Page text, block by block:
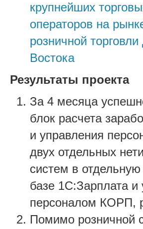
крупнейших
операторов на
розничной
Востока
Результаты проекта
За 4 месяца
блок расчета
и управления
двух отдельных
систем в
базе 1С:Зарплата и
персоналом КОРП,
Помимо розничной